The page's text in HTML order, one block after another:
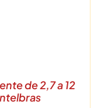
de 2,7 a 12